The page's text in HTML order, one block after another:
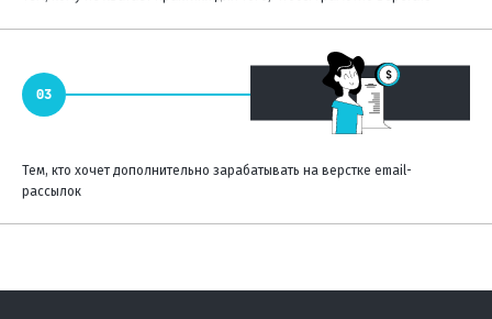
Тем, кто хочет дополнительно зарабатывать на верстке email-
рассылок